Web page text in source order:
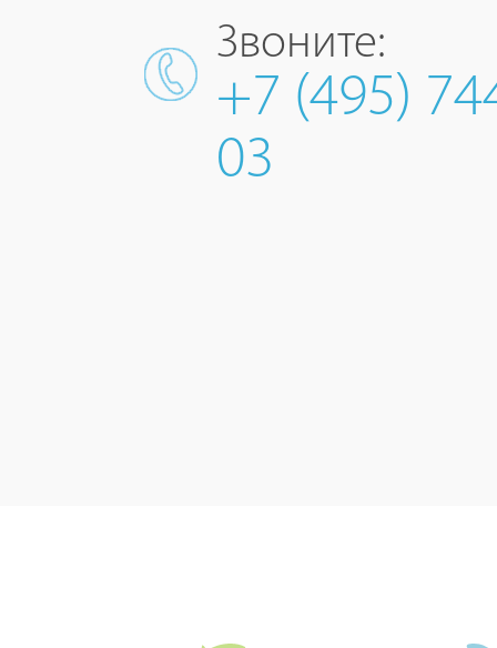
Звоните:
+7 (495)
03